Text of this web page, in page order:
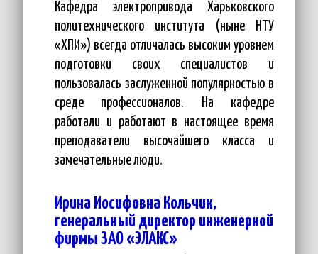
Кафедра электропривода Харьковского
политехнического института (ныне НТУ
«ХПИ») всегда отличалась высоким уровнем
подготовки своих специалистов и
пользовалась заслуженной популярностью в
среде профессионалов. На кафедре
работали и работают в настоящее время
преподаватели высочайшего класса и
замечательные люди.
Ирина Иосифовна Кольчик,
генеральный директор инженерной
фирмы ЗАО «ЭЛАКС»